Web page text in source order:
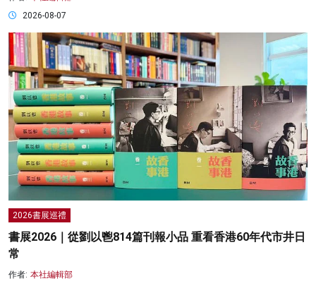
2026-08-07
2026書展巡禮
書展2026｜從劉以鬯814篇刊報小品 重看香港60年代市井日
常
作者: 本社編輯部